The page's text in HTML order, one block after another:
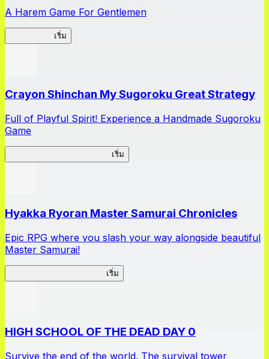
A Harem Game For Gentlemen
เริ่ม
Crayon Shinchan My Sugoroku Great Strategy
Full of Playful Spirit! Experience a Handmade Sugoroku
Game
เริ่ม
Hyakka Ryoran Master Samurai Chronicles
Epic RPG where you slash your way alongside beautiful
Master Samurai!
เริ่ม
HIGH SCHOOL OF THE DEAD DAY 0
Survive the end of the world. The survival tower